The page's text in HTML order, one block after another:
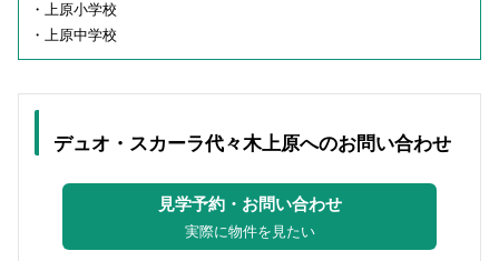
・上原小学校
・上原中学校
デュオ・スカーラ代々木上原へのお問い合わせ
見学予約・お問い合わせ
実際に物件を見たい